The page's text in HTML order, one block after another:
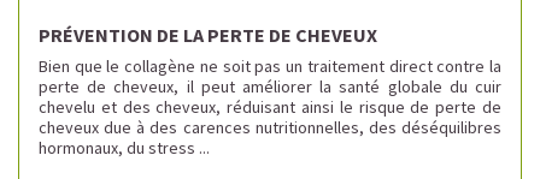
PRÉVENTION DE LA PERTE DE CHEVEUX
Bien que le collagène ne soit pas un traitement direct contre la
perte de cheveux, il peut améliorer la santé globale du cuir
chevelu et des cheveux, réduisant ainsi le risque de perte de
cheveux due à des carences nutritionnelles, des déséquilibres
hormonaux, du stress ...